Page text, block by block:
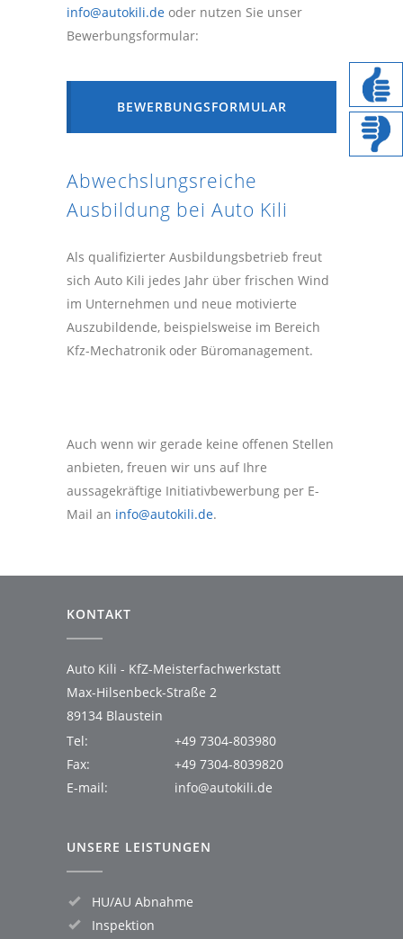
info@autokili.de oder nutzen Sie unser
Bewerbungsformular:
BEWERBUNGSFORMULAR
Abwechslungsreiche
Ausbildung bei Auto Kili
Als qualifizierter Ausbildungsbetrieb freut
sich Auto Kili jedes Jahr über frischen Wind
im Unternehmen und neue motivierte
Auszubildende, beispielsweise im Bereich
Kfz-Mechatronik oder Büromanagement.
Auch wenn wir gerade keine offenen Stellen
anbieten, freuen wir uns auf Ihre
aussagekräftige Initiativbewerbung per E-
Mail an info@autokili.de.
KONTAKT
Auto Kili - KfZ-Meisterfachwerkstatt
Max-Hilsenbeck-Straße 2
89134 Blaustein
Tel:
+49 7304-803980
Fax:
+49 7304-8039820
E-mail:
info@autokili.de
UNSERE LEISTUNGEN
HU/AU Abnahme
Inspektion